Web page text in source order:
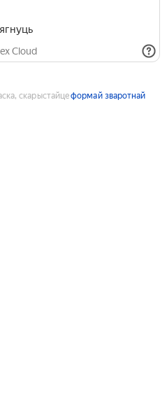
Cloud
скарыстайцеформай зваротнай